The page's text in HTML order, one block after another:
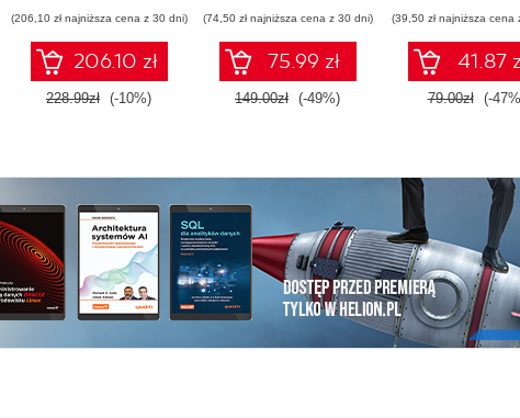
analysis using
Python - Second
Edition
(206,10 zł najniższa cena z 30 dni)
206.10 zł
228.99zł (-10%)
(74,50 zł najniższa cena z 30 dni)
75.99 zł
149.00zł (-49%)
zaawansowany
na potrzeby
Wydanie IV
(39,50 zł najniższa cena
41.87
79.00zł (-